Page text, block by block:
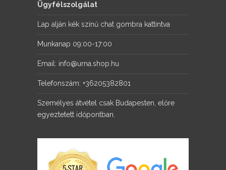
Ügyfélszolgálat
Lap alján kék színű chat gombra kattintva
Munkanap 09:00-17:00
Email: info@urna.shop.hu
Telefonszám: +36205382801
Személyes átvétel csak Budapesten, előre
egyeztetett időpontban.